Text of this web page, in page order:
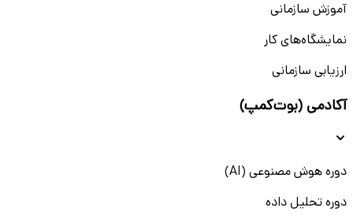
استخدام در قم برای سطوح مختلف: از بدون
سابقه تا حرفه‌ای
بازار کار قم، در سال‌های اخیر با رشد قابل توجهی در بخش‌های
صنعتی، خدماتی و فناوری همراه بوده و همین موضوع باعث شده
سابقه باشید، در سامانه دانشکار می‌توانید به طیف وسیعی از
به‌صورت ویژه طراحی شده تا متقاضیان جویای فرصت شغلی در
آموزش سازمانی
نمایشگاه‌های کار
ارزیابی سازمانی
آکادمی (بوت‌کمپ)
دوره هوش مصنوعی (AI)
دوره تحلیل داده